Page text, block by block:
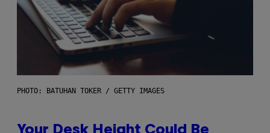
PHOTO: BATUHAN TOKER / GETTY IMAGES